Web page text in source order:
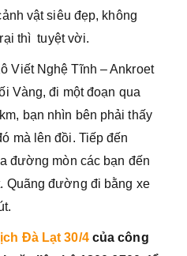
vật siêu đẹp, không
thì tuyệt vời.
Viết Nghệ Tĩnh – Ankroet
Vàng, đi một đoạn qua
bạn nhìn bên phải thấy
mà lên đồi. Tiếp đến
đường mòn các bạn đến
Quãng đường đi bằng xe
Đà Lạt 30/4của công